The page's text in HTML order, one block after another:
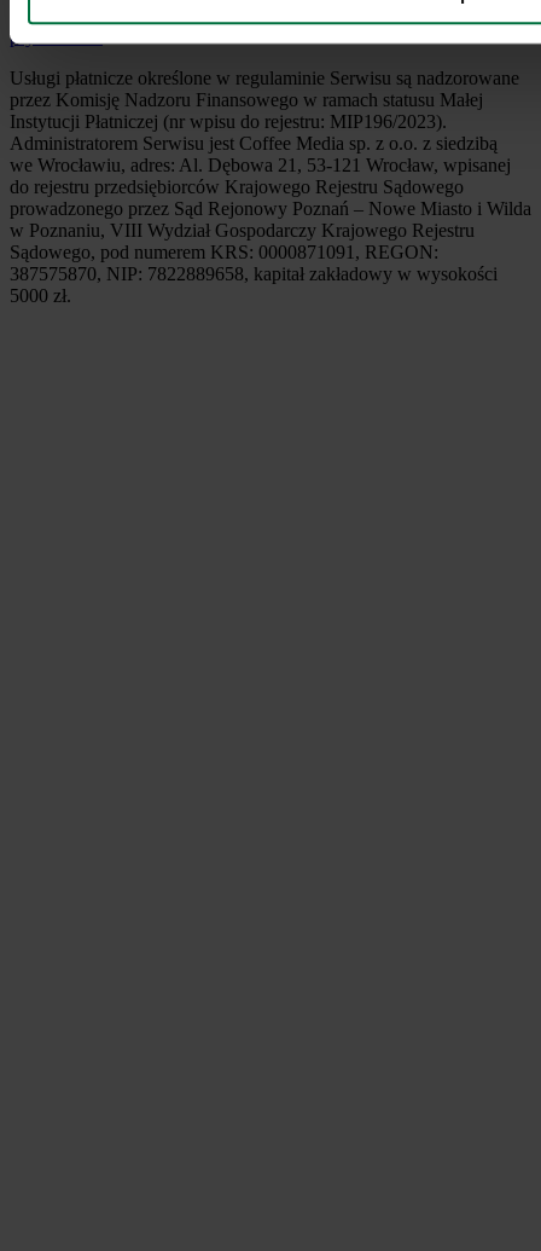
2026 © Coffee Media sp. z o. o.
prywatności
Usługi płatnicze określone w regulaminie Serwisu są nadzorowane
przez Komisję Nadzoru Finansowego w ramach statusu Małej
Instytucji Płatniczej (nr wpisu do rejestru: MIP196/2023).
Administratorem Serwisu jest Coffee Media sp. z o.o. z siedzibą
we Wrocławiu, adres: Al. Dębowa 21, 53-121 Wrocław, wpisanej
do rejestru przedsiębiorców Krajowego Rejestru Sądowego
prowadzonego przez Sąd Rejonowy Poznań – Nowe Miasto i Wilda
w Poznaniu, VIII Wydział Gospodarczy Krajowego Rejestru
Sądowego, pod numerem KRS: 0000871091, REGON:
387575870, NIP: 7822889658, kapitał zakładowy w wysokości
5000 zł.